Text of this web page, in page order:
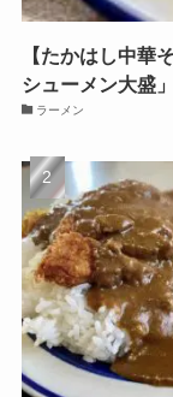
【たかはし中華
シューメン大盛
ラーメン